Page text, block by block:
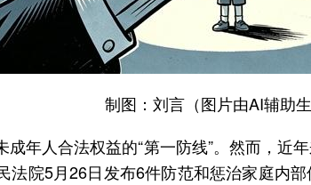
制图：刘言（图片由AI辅助生
年人合法权益的“第一防线”。然而，
法院5月26日发布6件防范和惩治家庭内